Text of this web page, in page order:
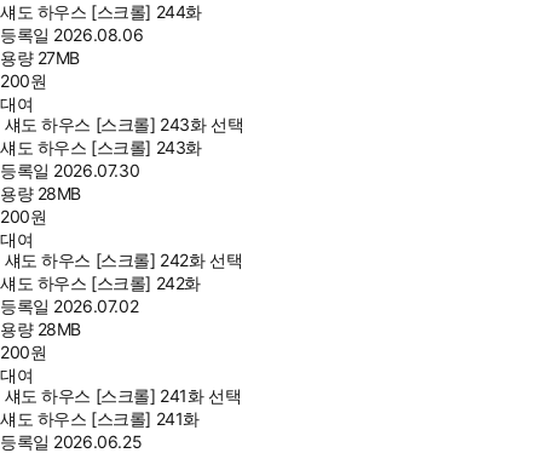
섀도 하우스 [스크롤] 244화
등록일 2026.08.06
용량 27MB
200원
대여
섀도 하우스 [스크롤] 243화 선택
섀도 하우스 [스크롤] 243화
등록일 2026.07.30
용량 28MB
200원
대여
섀도 하우스 [스크롤] 242화 선택
섀도 하우스 [스크롤] 242화
등록일 2026.07.02
용량 28MB
200원
대여
섀도 하우스 [스크롤] 241화 선택
섀도 하우스 [스크롤] 241화
등록일 2026.06.25